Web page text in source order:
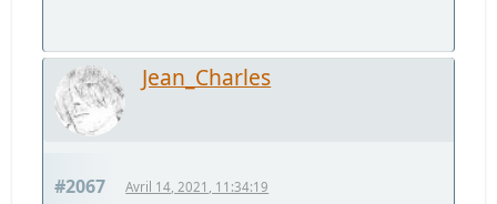
Jean_Charles
#2067 Avril 14, 2021, 11:34:19